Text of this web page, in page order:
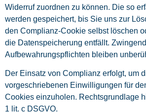
Widerruf zuordnen zu können. Die so
werden gespeichert, bis Sie uns zur
den Complianz-Cookie selbst löschen
die Datenspeicherung entfällt.
Aufbewahrungspflichten bleiben
Der Einsatz von Complianz erfolgt, um
vorgeschriebenen Einwilligungen für
Cookies einzuholen. Rechtsgrundlage
1 lit. c DSGVO.